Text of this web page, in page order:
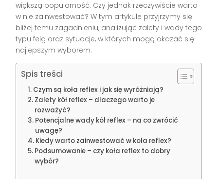
większą popularność. Czy jednak rzeczywiście warto
w nie zainwestować? W tym artykule przyjrzymy się
bliżej temu zagadnieniu, analizując zalety i wady tego
typu felg oraz sytuacje, w których mogą okazać się
najlepszym wyborem.
Spis treści
Czym są koła reflex i jak się wyróżniają?
Zalety kół reflex – dlaczego warto je
rozważyć?
Potencjalne wady kół reflex – na co zwrócić
uwagę?
Kiedy warto zainwestować w koła reflex?
Podsumowanie – czy koła reflex to dobry
wybór?